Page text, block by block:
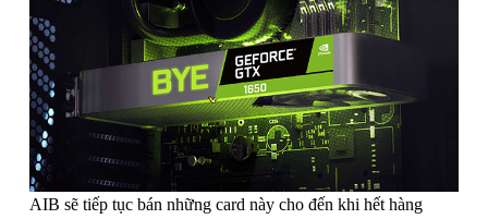
AIB sẽ tiếp tục bán những card này cho đến khi hết hàng